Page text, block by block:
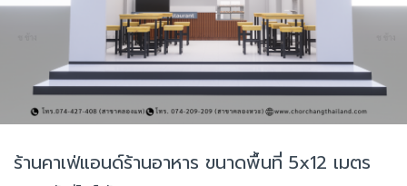
ร้านคาเฟ่แอนด์ร้านอาหาร ขนาดพื้นที่ 5x12 เมตร